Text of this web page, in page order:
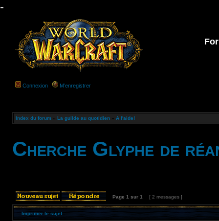
-
Connexion M’enregistrer
Index du forum » La guilde au quotidien » A l'aide!
Cherche Glyphe de
Page 1 sur 1 [ 2 messages ]
Imprimer le sujet